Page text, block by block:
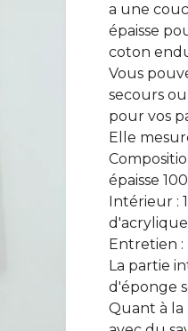
a une
épaisse
coton
Vous
secours
pour vos
Elle
épaisse
Intérieur :
Entretien :
La partie
d'éponge
Quant à la